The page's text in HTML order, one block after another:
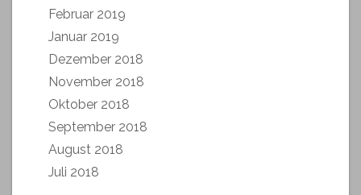
Februar 2019
Januar 2019
Dezember 2018
November 2018
Oktober 2018
September 2018
August 2018
Juli 2018